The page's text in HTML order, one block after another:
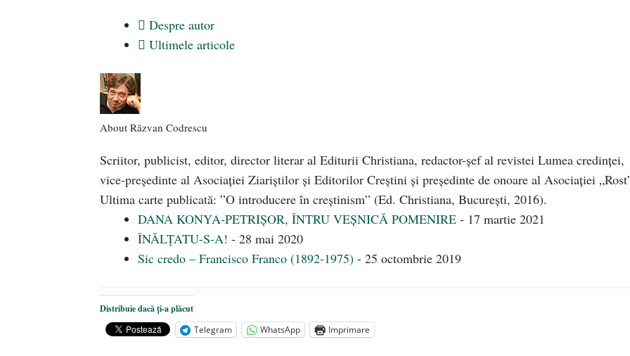
Despre autor
Ultimele articole
About Răzvan Codrescu
Scriitor, publicist, editor, director literar al Editurii Christiana, redactor-şef al revistei Lumea credinţei,
vice-preşedinte al Asociaţiei Ziariştilor şi Editorilor Creştini şi preşedinte de onoare al Asociaţiei
Ultima carte publicată: ”O introducere în creștinism” (Ed. Christiana, Bucureşti, 2016).
DANA KONYA-PETRIȘOR, ÎNTRU VEȘNICĂ POMENIRE - 17 martie 2021
ÎNĂLȚATU-S-A! - 28 mai 2020
Sic credo – Francisco Franco (1892-1975) - 25 octombrie 2019
Distribuie dacă ți-a plăcut
Telegram
WhatsApp Imprimare